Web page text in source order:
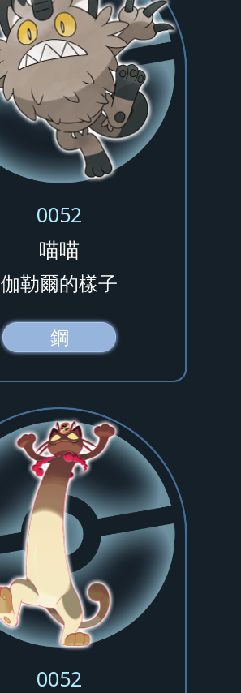
0052
喵喵
伽勒爾的樣子
鋼
0052